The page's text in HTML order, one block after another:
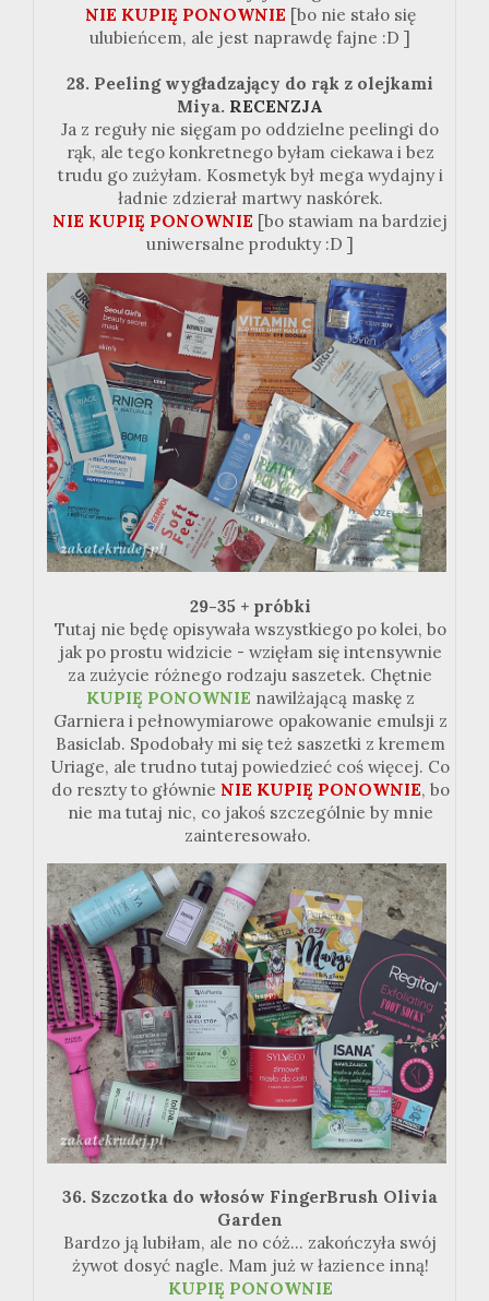
NIE KUPIĘ PONOWNIE [bo nie stało się
ulubieńcem, ale jest naprawdę fajne :D ]
28. Peeling wygładzający do rąk z olejkami
Miya. RECENZJA
Ja z reguły nie sięgam po oddzielne peelingi do
rąk, ale tego konkretnego byłam ciekawa i bez
trudu go zużyłam. Kosmetyk był mega wydajny i
ładnie zdzierał martwy naskórek.
NIE KUPIĘ PONOWNIE [bo stawiam na bardziej
uniwersalne produkty :D ]
29-35 + próbki
Tutaj nie będę opisywała wszystkiego po kolei, bo
jak po prostu widzicie - wzięłam się intensywnie
za zużycie różnego rodzaju saszetek. Chętnie
KUPIĘ PONOWNIE nawilżającą maskę z
Garniera i pełnowymiarowe opakowanie emulsji z
Basiclab. Spodobały mi się też saszetki z kremem
Uriage, ale trudno tutaj powiedzieć coś więcej. Co
do reszty to głównie NIE KUPIĘ PONOWNIE, bo
nie ma tutaj nic, co jakoś szczególnie by mnie
zainteresowało.
36. Szczotka do włosów FingerBrush Olivia
Garden
Bardzo ją lubiłam, ale no cóż... zakończyła swój
żywot dosyć nagle. Mam już w łazience inną!
KUPIĘ PONOWNIE